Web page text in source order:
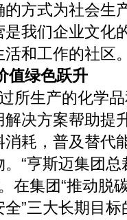
方式为社会生
我们企业文化
和工作的社区
值绿色跃升
所生产的化学
决方案帮助提
耗，普及替代
“亨斯迈集团
在集团“推动脱
”三大长期目